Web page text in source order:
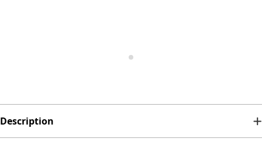
Description